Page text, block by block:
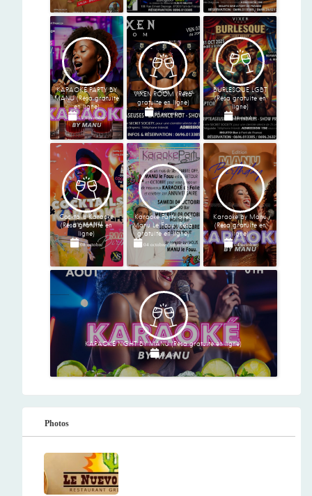
KARAOKÉ PARTY BY
MANU (Résa gratuite
en ligne)
15 novembre
VIXEN ROOM (Résa
gratuite en ligne)
07 novembre
BURLESQUE LGBT
(Résa gratuite en
ligne)
31 octobre
Cocktails Karaoké
(Résa gratuite en
ligne)
08 octobre
Karaoke Party avec
Manu Le Fouu (Résa
gratuite en ligne)
04 octobre/08 octobre
Karaoke by Manu
(Résa gratuite en
ligne)
04 octobre
KARAOKÉ NIGHT BY MANU (Résa gratuite en ligne)
30 août
Photos